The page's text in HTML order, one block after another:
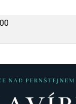
Eden
A
různá řemesla
do